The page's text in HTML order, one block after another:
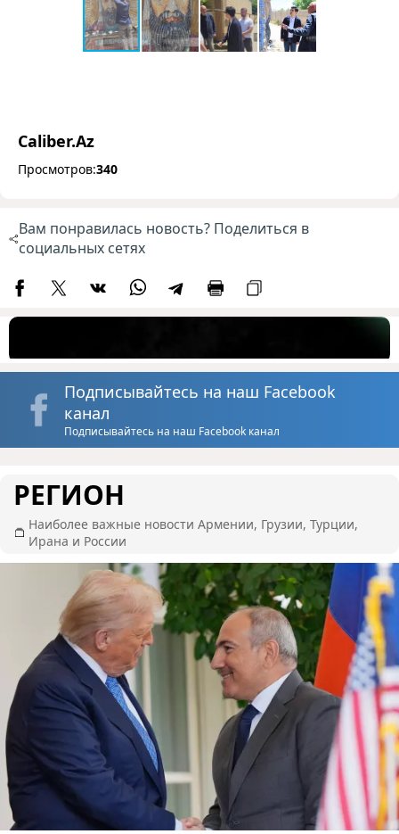
Caliber.Az
Просмотров:340
Вам понравилась новость? Поделиться в
социальных сетях
Подписывайтесь на наш Facebook
канал
Подписывайтесь на наш Facebook канал
РЕГИОН
Наиболее важные новости Армении, Грузии, Турции,
Ирана и России